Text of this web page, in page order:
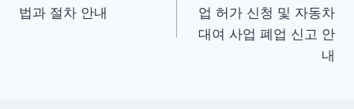
법과 절차 안내
업 허가 신청 및 자동차
대여 사업 폐업 신고 안
내